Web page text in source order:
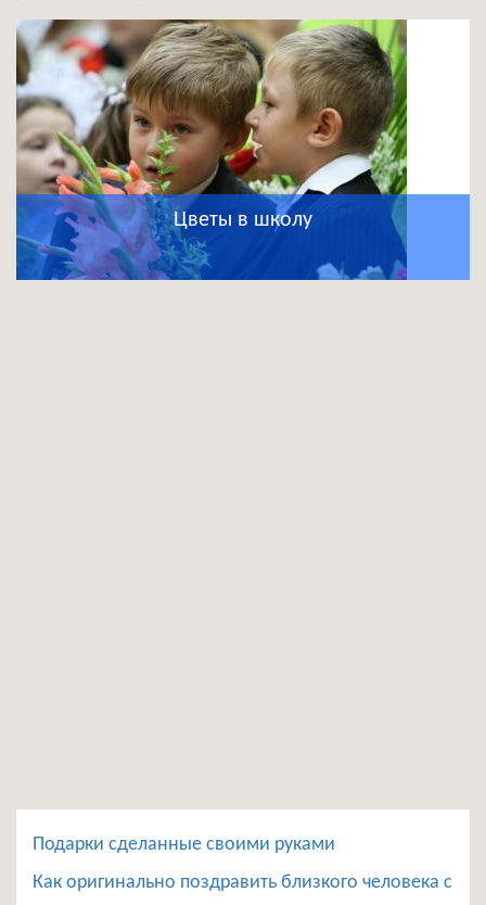
Цветы в школу
Подарки сделанные своими руками
Как оригинально поздравить близкого человека с